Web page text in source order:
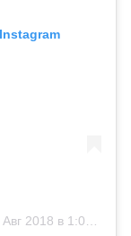
2018 в 1:00 PDT